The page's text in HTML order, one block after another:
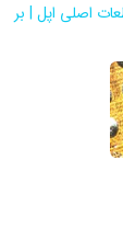
اصلی اپل | بر